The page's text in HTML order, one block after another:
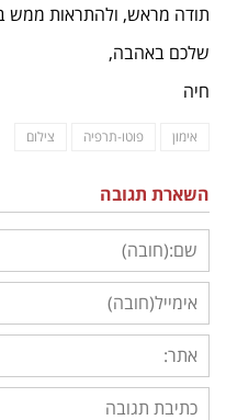
תודה מראש, ולהתראות ממש
שלכם באהבה,
חיה
אימון פוטו-תרפיה צילום
השארת תגובה